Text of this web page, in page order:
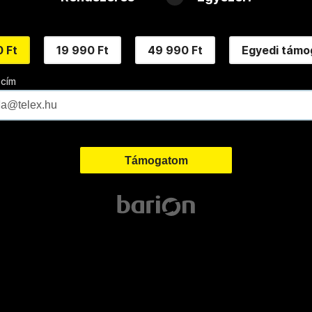
Ft 19 990 Ft 49 990 Ft Egyedi